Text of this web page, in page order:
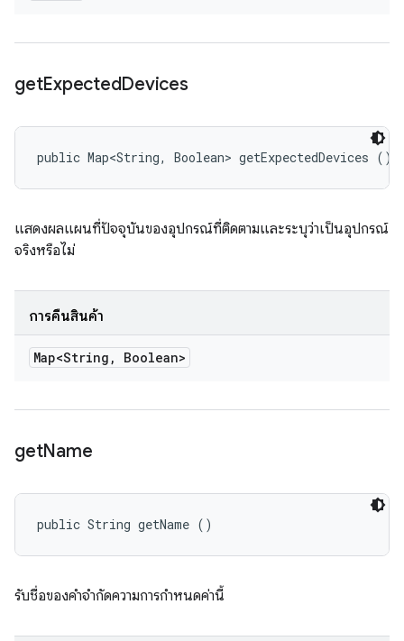
getExpectedDevices
public Map<String, Boolean> getExpectedDevices ()
แสดงผลแผนที่ปัจจุบันของอุปกรณ์ที่ติดตามและระบุว่าเป็นอุปกรณ์
จริงหรือไม่
การคืนสินค้า
Map<String , Boolean>
getName
public String getName ()
รับชื่อของคำจำกัดความการกำหนดค่านี้